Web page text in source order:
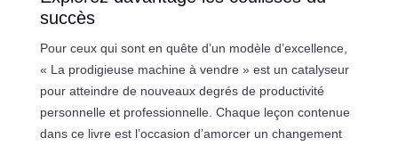
succès
Pour ceux qui sont en quête d’un modèle d’excellence,
« La prodigieuse machine à vendre » est un catalyseur
pour atteindre de nouveaux degrés de productivité
personnelle et professionnelle. Chaque leçon contenue
dans ce livre est l’occasion d’amorcer un changement